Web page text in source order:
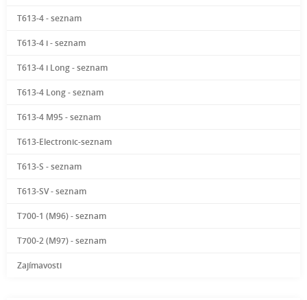
T613-4 - seznam
T613-4 i - seznam
T613-4 i Long - seznam
T613-4 Long - seznam
T613-4 M95 - seznam
T613-Electronic-seznam
T613-S - seznam
T613-SV - seznam
T700-1 (M96) - seznam
T700-2 (M97) - seznam
Zajímavosti